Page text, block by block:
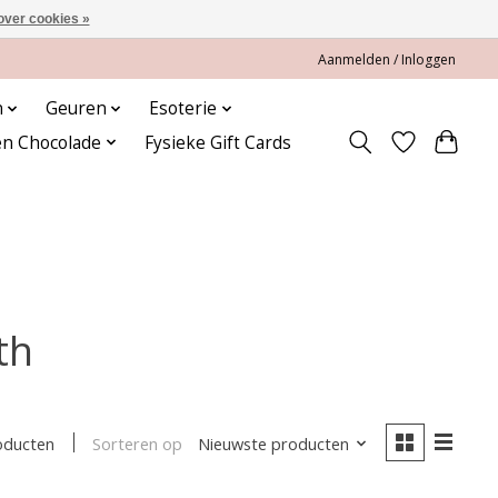
Aanmelden / Inloggen
Geuren
Esoterie
Chocolade
Fysieke Gift Cards
Sorteren op Nieuwste producten
cookies »